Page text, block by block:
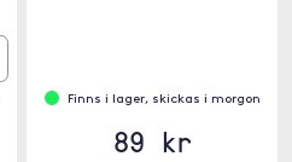
Finns i lager, skickas i morgon
89 kr